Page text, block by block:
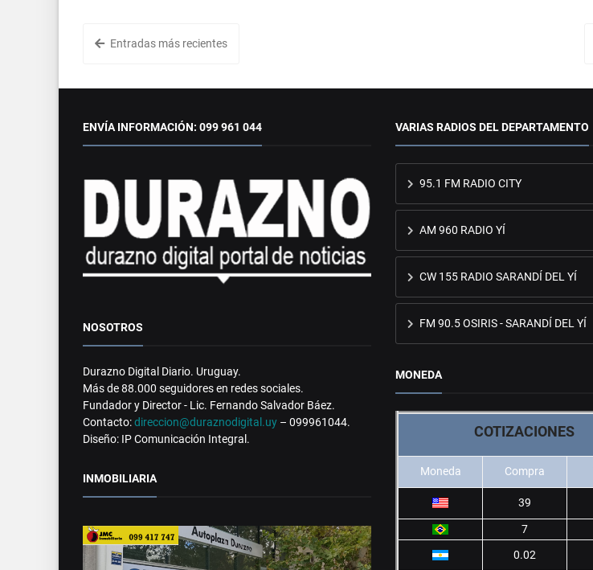
Entradas más recientes
ENVÍA INFORMACIÓN: 099 961 044
NOSOTROS
Durazno Digital Diario. Uruguay.
Más de 88.000 seguidores en redes sociales.
Fundador y Director - Lic. Fernando Salvador Báez.
Contacto:direccion@duraznodigital.uy – 099961044.
Diseño: IP Comunicación Integral.
INMOBILIARIA
VARIAS RADIOS DEL DEPARTAMENTO
95.1 FM RADIO CITY
AM 960 RADIO YÍ
CW 155 RADIO SARANDÍ DEL YÍ
FM 90.5 OSIRIS - SARANDÍ DEL YÍ
MONEDA
COTIZACIONES
Moneda Compra
39
7
0.02